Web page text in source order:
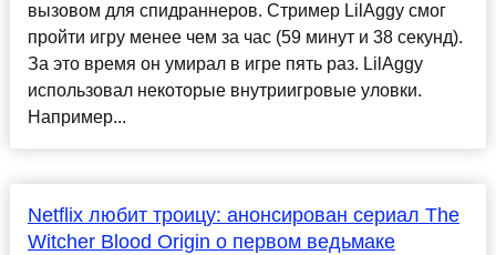
вызовом для спидраннеров. Стример LilAggy смог
пройти игру менее чем за час (59 минут и 38 секунд).
За это время он умирал в игре пять раз. LilAggy
использовал некоторые внутриигровые уловки.
Например...
Netflix любит троицу: анонсирован сериал The
Witcher Blood Origin о первом ведьмаке